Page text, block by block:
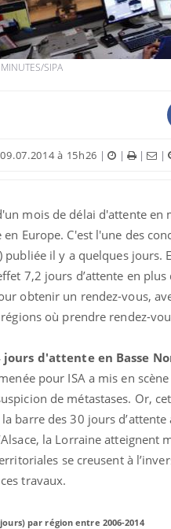
SIPA
à 15h26 | | | |
mois de délai d'attente en
en Europe. C'est l'une des
publiée il y a quelques jours.
7,2 jours d’attente en
obtenir un rendez-vous,
où prendre rendez-
jours d'attente en Basse
pour ISA a mis en
de métastases. Or,
la barre des 30 jours
la Lorraine
se creusent à
travaux.
par région entre 2006-2014
colorectal : une
simple aurait
la donne au Pays
GLP-1
ils aussi les os
des Mains :
Youtube
faciles à aborder...
poser des
Youtube
prévenir
Fatigue,
...